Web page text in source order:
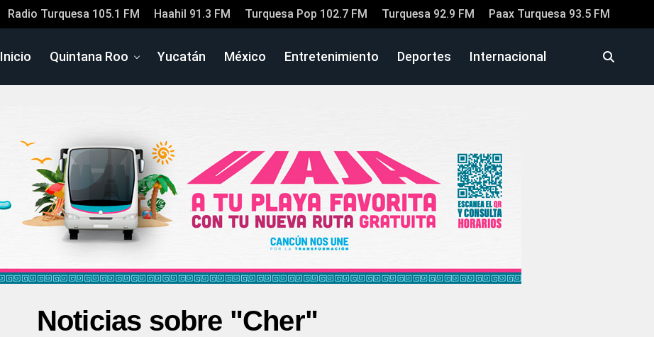
Radio Turquesa 105.1 FM Haahil 91.3 FM Turquesa Pop 102.7 FM Turquesa 92.9 FM Paax Turquesa 93.5 FM
Inicio Quintana Roo Yucatán México Entretenimiento Deportes Internacional
Noticias sobre "Cher"